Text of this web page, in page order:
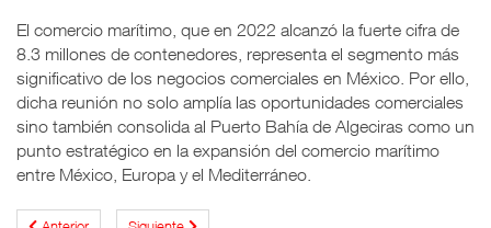
El comercio marítimo, que en 2022 alcanzó la fuerte cifra de
8.3 millones de contenedores, representa el segmento más
significativo de los negocios comerciales en México. Por ello,
dicha reunión no solo amplía las oportunidades comerciales
sino también consolida al Puerto Bahía de Algeciras como un
punto estratégico en la expansión del comercio marítimo
entre México, Europa y el Mediterráneo.